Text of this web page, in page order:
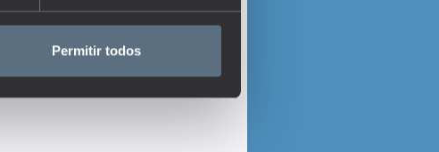
Permitir todos